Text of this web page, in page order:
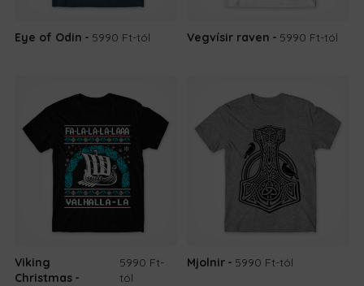
Eye of Odin 5990 Ft-tól Vegvísir raven 5990 Ft-tól
Viking
Christmas
5990 Ft-
tól
Mjolnir 5990 Ft-tól